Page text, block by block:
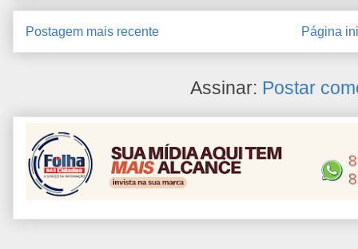
Postagem mais recente Página
Assinar: Postar